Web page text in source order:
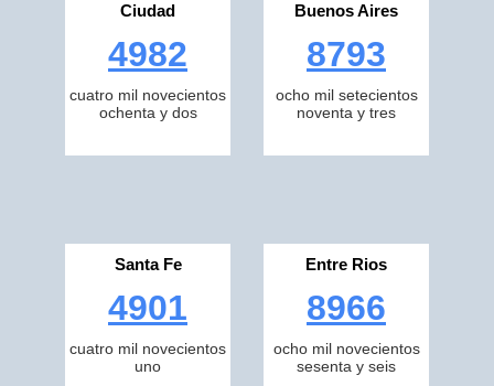
Ciudad
4982
cuatro mil novecientos
ochenta y dos
Buenos Aires
8793
ocho mil setecientos
noventa y tres
Santa Fe
4901
cuatro mil novecientos
uno
Entre Rios
8966
ocho mil novecientos
sesenta y seis